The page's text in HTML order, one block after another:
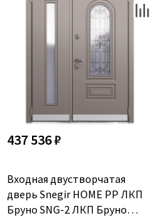
437 536 ₽
Входная двустворчатая
дверь Snegir HOME PP ЛКП
Бруно SNG-2 ЛКП Бруно